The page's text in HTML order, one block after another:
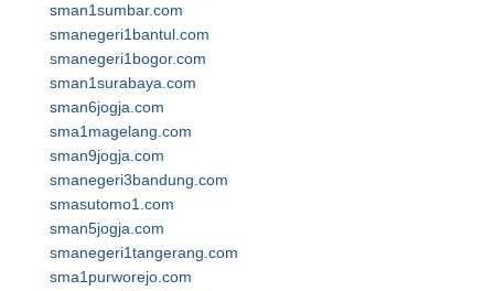
sman1sumbar.com
smanegeri1bantul.com
smanegeri1bogor.com
sman1surabaya.com
sman6jogja.com
sma1magelang.com
sman9jogja.com
smanegeri3bandung.com
smasutomo1.com
sman5jogja.com
smanegeri1tangerang.com
sma1purworejo.com